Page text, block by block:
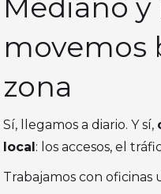
Mediano y
movemos
zona
Sí, llegamos a diario. Y sí,
local : los accesos, el
Trabajamos con oficinas